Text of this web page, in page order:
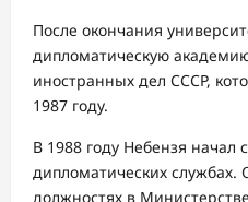
После окончания
дипломатическую
иностранных дел СССР,
1987 году.
В 1988 году Небензя начал
дипломатических
должностях в